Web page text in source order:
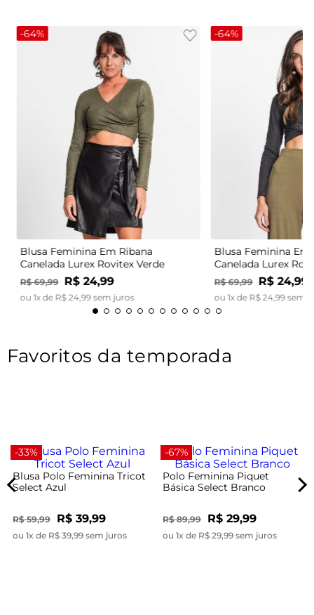
-64%
Blusa Feminina Em Ribana
Canelada Lurex Rovitex Verde
R$ 69,99 R$ 24,99
ou 1x de R$ 24,99sem juros
-64%
Blusa Feminina Em
Canelada Lurex
R$ 69,99 R$ 24,99
ou 1x de R$ 24,99sem
Favoritos da temporada
-33%
Blusa Polo Feminina Tricot
Select Azul
R$ 59,99 R$ 39,99
ou 1x de R$ 39,99 sem juros
-67%
Polo Feminina Piquet
Básica Select Branco
R$ 89,99 R$ 29,99
ou 1x de R$ 29,99 sem juros